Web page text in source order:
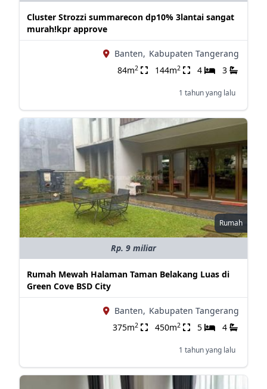
Cluster Strozzi summarecon dp10% 3lantai sangat
murah!kpr approve
Banten, Kabupaten Tangerang
84m2 144m2 4 3
1 tahun yang lalu
Rumah
Rp. 9 miliar
Rumah Mewah Halaman Taman Belakang Luas di
Green Cove BSD City
Banten, Kabupaten Tangerang
375m2 450m2 5 4
1 tahun yang lalu